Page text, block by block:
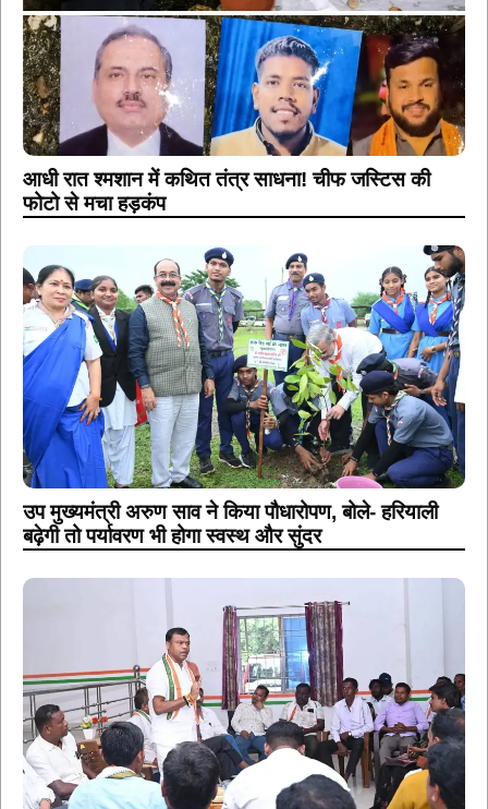
आधी रात श्मशान में कथित तंत्र साधना! चीफ जस्टिस की
फोटो से मचा हड़कंप
उप मुख्यमंत्री अरुण साव ने किया पौधारोपण, बोले- हरियाली
बढ़ेगी तो पर्यावरण भी होगा स्वस्थ और सुंदर